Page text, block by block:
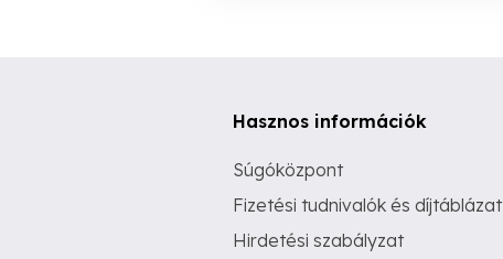
Hasznos információk
Súgóközpont
Fizetési tudnivalók és díjtáblázat
Hirdetési szabályzat